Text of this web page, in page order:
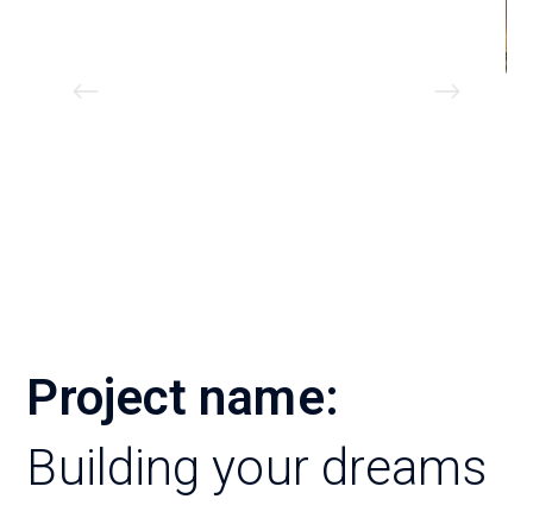
ea ex elit ea excepteur occaecat et cupidatat.
Labore duis elit nulla nulla voluptate
incididunt mol mollit ut fugiat. In incididunt
excepteur commodo ad culpa labore labore.